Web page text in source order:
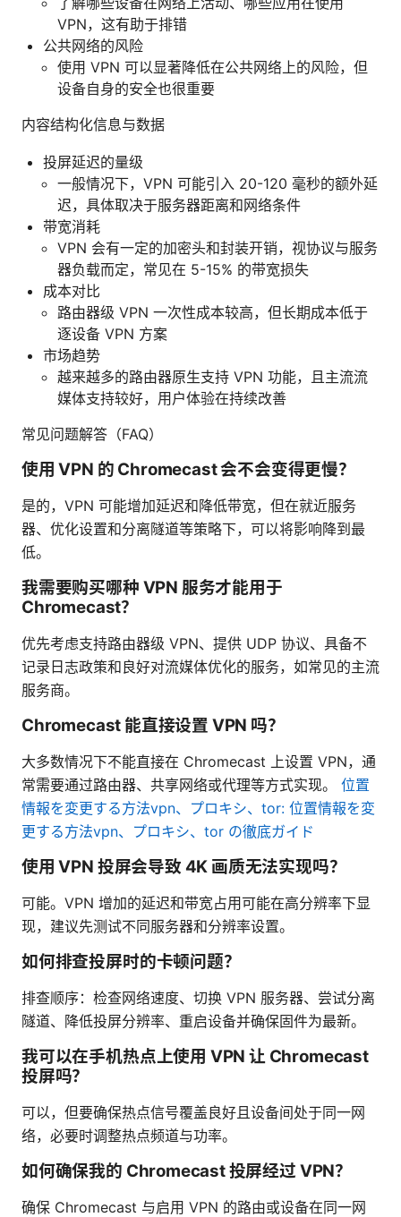
VPN，这有助于排错
公共网络的风险
使用 VPN 可以显著降低在公共网络上的风险，但
设备自身的安全也很重要
内容结构化信息与数据
投屏延迟的量级
一般情况下，VPN 可能引入 20-120 毫秒的额外延
迟，具体取决于服务器距离和网络条件
带宽消耗
VPN 会有一定的加密头和封装开销，视协议与服务
器负载而定，常见在 5-15% 的带宽损失
成本对比
路由器级 VPN 一次性成本较高，但长期成本低于
逐设备 VPN 方案
市场趋势
越来越多的路由器原生支持 VPN 功能，且主流流
媒体支持较好，用户体验在持续改善
常见问题解答（FAQ）
使用 VPN 的 Chromecast 会不会变得更慢？
是的，VPN 可能增加延迟和降低带宽，但在就近服务
器、优化设置和分离隧道等策略下，可以将影响降到最
低。
我需要购买哪种 VPN 服务才能用于
Chromecast？
优先考虑支持路由器级 VPN、提供 UDP 协议、具备不
记录日志政策和良好对流媒体优化的服务，如常见的主流
服务商。
Chromecast 能直接设置 VPN 吗？
大多数情况下不能直接在 Chromecast 上设置 VPN，通
常需要通过路由器、共享网络或代理等方式实现。 位置
情報を変更する方法vpn、プロキシ、tor: 位置情報を変
更する方法vpn、プロキシ、tor の徹底ガイド
使用 VPN 投屏会导致 4K 画质无法实现吗？
可能。VPN 增加的延迟和带宽占用可能在高分辨率下显
现，建议先测试不同服务器和分辨率设置。
如何排查投屏时的卡顿问题？
排查顺序：检查网络速度、切换 VPN 服务器、尝试分离
隧道、降低投屏分辨率、重启设备并确保固件为最新。
我可以在手机热点上使用 VPN 让 Chromecast
投屏吗？
可以，但要确保热点信号覆盖良好且设备间处于同一网
络，必要时调整热点频道与功率。
如何确保我的 Chromecast 投屏经过 VPN？
确保 Chromecast 与启用 VPN 的路由或设备在同一网